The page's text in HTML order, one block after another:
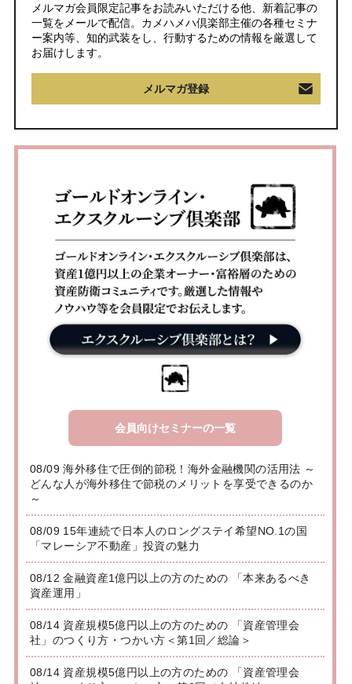
メルマガ会員限定記事をお読みいただける他、新着記事の
一覧をメールで配信。カメハメハ倶楽部主催の各種セミナ
ー案内等、知的武装をし、行動するための情報を厳選して
お届けします。
メルマガ登録
会員向けセミナーの一覧
08/09 海外移住で圧倒的節税！海外金融機関の活用法 ～
どんな人が海外移住で節税のメリットを享受できるのか
～
08/09 15年連続で日本人のロングステイ希望NO.1の国
「マレーシア不動産」投資の魅力
08/12 金融資産1億円以上の方のための 「本来あるべき
資産運用」
08/14 資産規模5億円以上の方のための 「資産管理会
社」のつくり方・つかい方＜第1回／総論＞
08/14 資産規模5億円以上の方のための 「資産管理会